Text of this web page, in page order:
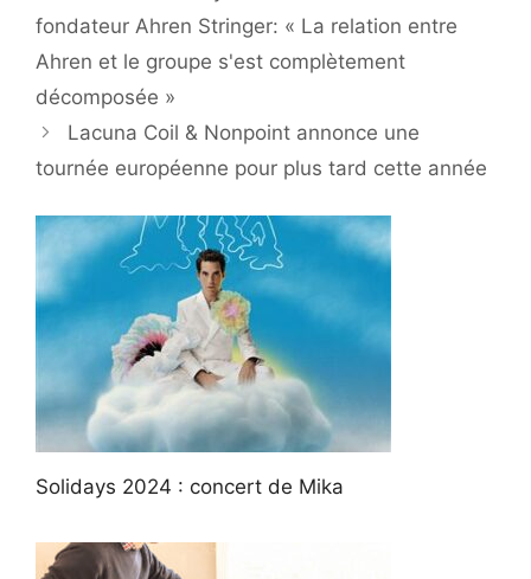
fondateur Ahren Stringer: « La relation entre
Ahren et le groupe s'est complètement
décomposée »
Lacuna Coil & Nonpoint annonce une
tournée européenne pour plus tard cette année
Solidays 2024 : concert de Mika